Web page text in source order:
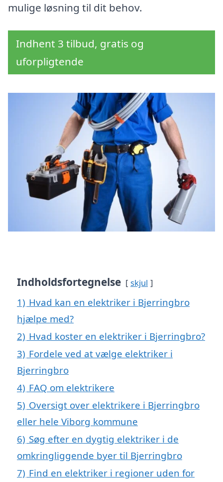
mulige løsning til dit behov.
Indhent 3 tilbud, gratis og
uforpligtende
Indholdsfortegnelse skjul
1) Hvad kan en elektriker i Bjerringbro
hjælpe med?
2) Hvad koster en elektriker i Bjerringbro?
3) Fordele ved at vælge elektriker i
Bjerringbro
4) FAQ om elektrikere
5) Oversigt over elektrikere i Bjerringbro
eller hele Viborg kommune
6) Søg efter en dygtig elektriker i de
omkringliggende byer til Bjerringbro
7) Find en elektriker i regioner uden for